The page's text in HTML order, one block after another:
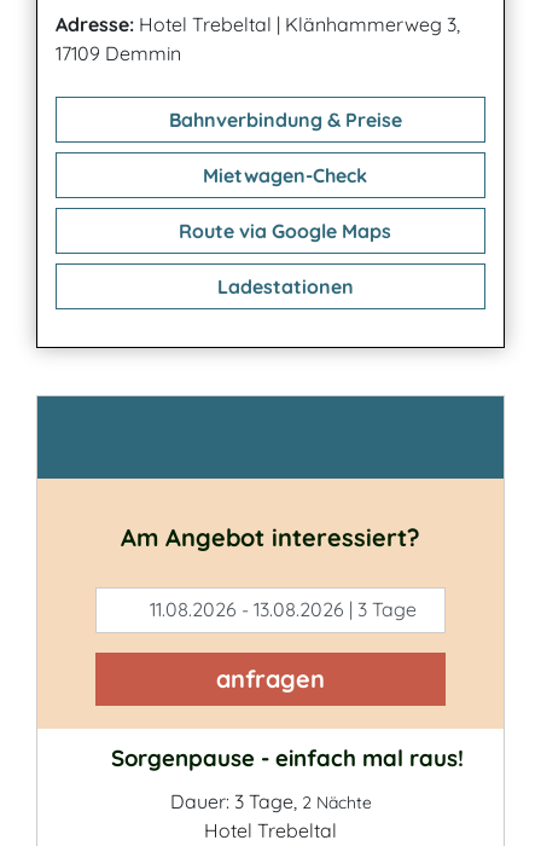
Adresse: Hotel Trebeltal | Klänhammerweg 3,
17109 Demmin
Bahnverbindung & Preise
Mietwagen-Check
Route via Google Maps
Ladestationen
Am Angebot interessiert?
11.08.2026 - 13.08.2026 | 3 Tage
anfragen
Sorgenpause - einfach mal raus!
Dauer: 3 Tage, 2 Nächte
Hotel Trebeltal